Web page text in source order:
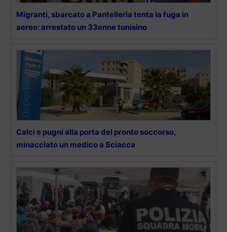
Migranti, sbarcato a Pantelleria tenta la fuga in
aereo: arrestato un 33enne tunisino
Calci e pugni alla porta del pronto soccorso,
minacciato un medico a Sciacca